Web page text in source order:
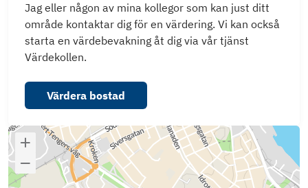
Jag eller någon av mina kollegor som kan just ditt
område kontaktar dig för en värdering. Vi kan också
starta en värdebevakning åt dig via vår tjänst
Värdekollen.
Värdera bostad